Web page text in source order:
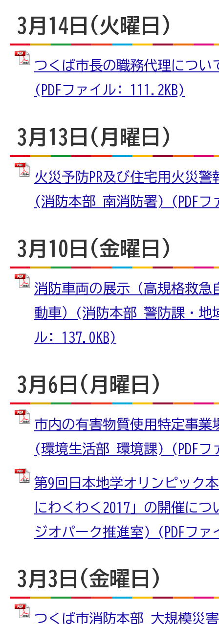
3月14日(火曜日)
つくば市長の職務代理につ
(PDFファイル: 111.2KB)
3月13日(月曜日)
火災予防PR及び住宅用火災
(消防本部 南消防署) (PDFフ
3月10日(金曜日)
消防車両の展示（高規格救急
動車）(消防本部 警防課・地
ル: 137.0KB)
3月6日(月曜日)
市内の有害物質使用特定事業
(環境生活部 環境課) (PDFフ
第9回日本地学オリンピック
にわくわく2017」の開催に
ジオパーク推進室) (PDFフ
3月3日(金曜日)
つくば市消防本部 大規模災